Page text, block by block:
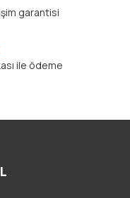
garantisi
ile ödeme